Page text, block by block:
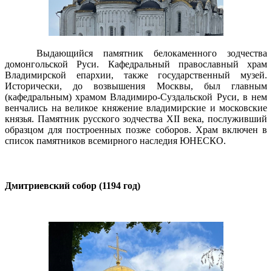
Выдающийся памятник белокаменного зодчества
домонгольской Руси. Кафедральный православный храм
Владимирской епархии, также государственный музей.
Исторически, до возвышения Москвы, был главным
(кафедральным) храмом Владимиро-Суздальской Руси, в нем
венчались на великое княжение владимирские и московские
князья. Памятник русского зодчества XII века, послуживший
образцом для построенных позже соборов. Храм включен в
список памятников всемирного наследия ЮНЕСКО.
Дмитриевский собор (1194 год)